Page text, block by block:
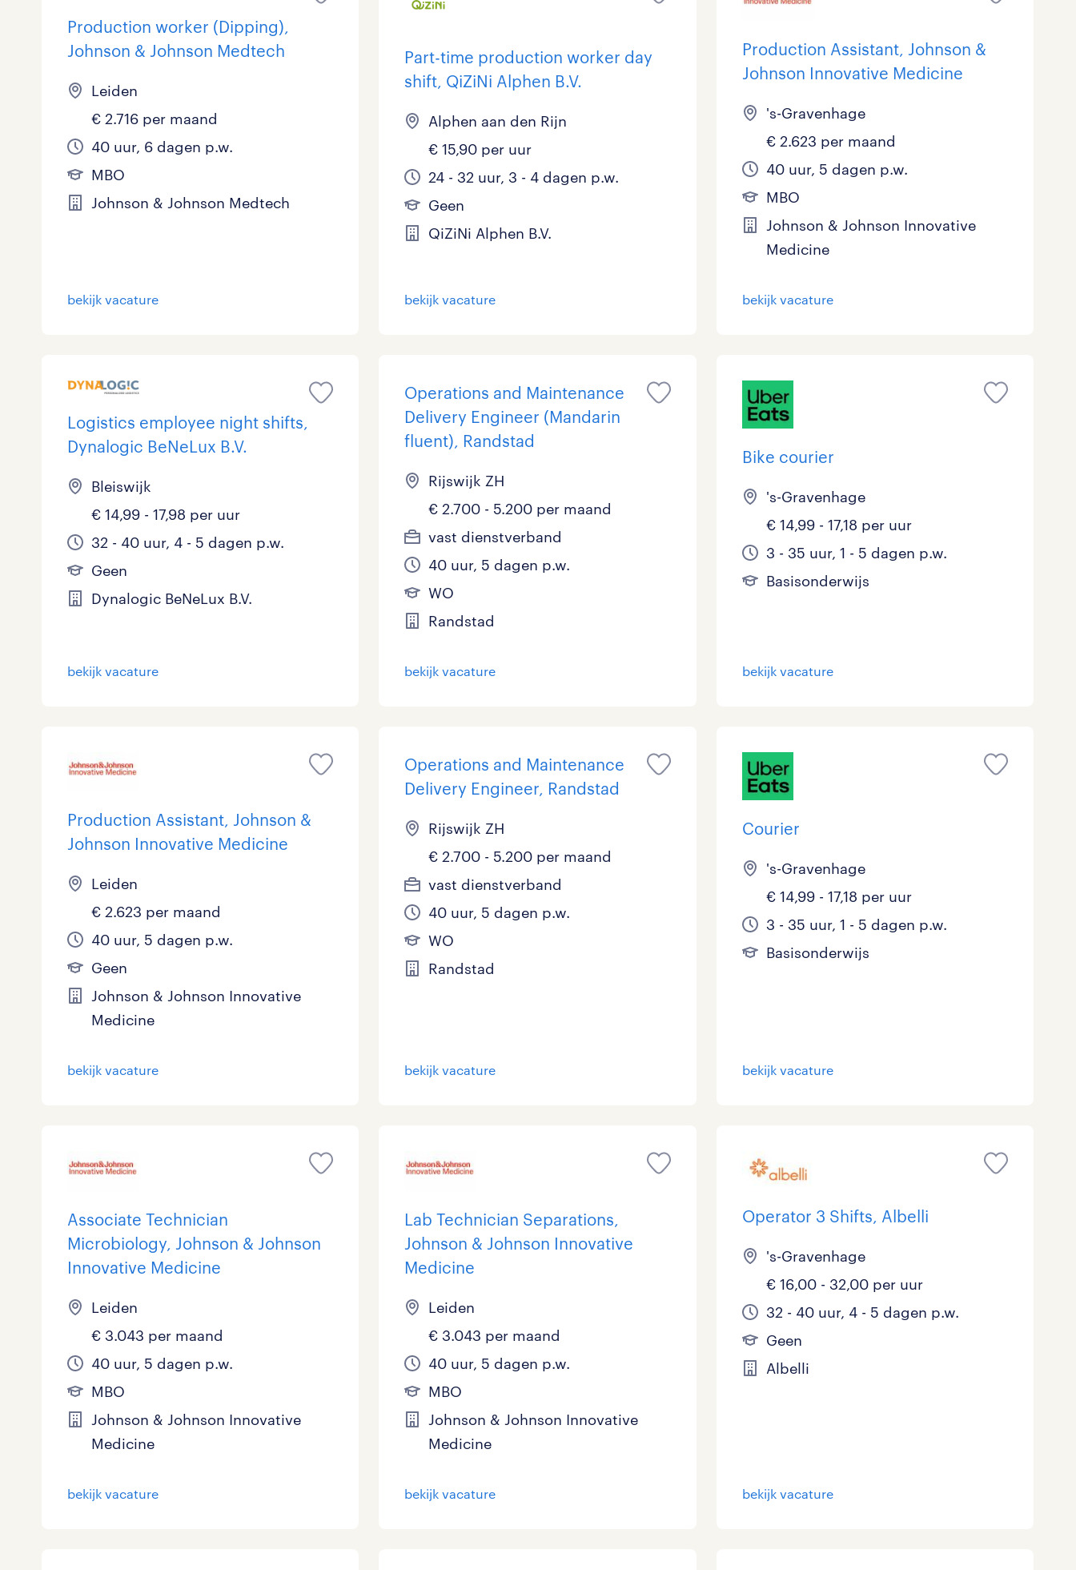
Production worker (Dipping),
Johnson & Johnson Medtech
Leiden
€ 2.716 per maand
40 uur, 6 dagen p.w.
MBO
Johnson & Johnson Medtech
bekijk vacature
Part-time production worker day
shift, QiZiNi Alphen B.V.
Alphen aan den Rijn
€ 15,90 per uur
24 - 32 uur, 3 - 4 dagen p.w.
Geen
QiZiNi Alphen B.V.
bekijk vacature
Production Assistant, Johnson &
Johnson Innovative Medicine
's-Gravenhage
€ 2.623 per maand
40 uur, 5 dagen p.w.
MBO
Johnson & Johnson Innovative
Medicine
bekijk vacature
Logistics employee night shifts,
Dynalogic BeNeLux B.V.
Bleiswijk
€ 14,99 - 17,98 per uur
32 - 40 uur, 4 - 5 dagen p.w.
Geen
Dynalogic BeNeLux B.V.
bekijk vacature
Operations and Maintenance
Delivery Engineer (Mandarin
fluent), Randstad
Rijswijk ZH
€ 2.700 - 5.200 per maand
vast dienstverband
40 uur, 5 dagen p.w.
WO
Randstad
bekijk vacature
Bike courier
's-Gravenhage
€ 14,99 - 17,18 per uur
3 - 35 uur, 1 - 5 dagen p.w.
Basisonderwijs
bekijk vacature
Production Assistant, Johnson &
Johnson Innovative Medicine
Leiden
€ 2.623 per maand
40 uur, 5 dagen p.w.
Geen
Johnson & Johnson Innovative
Medicine
bekijk vacature
Operations and Maintenance
Delivery Engineer, Randstad
Rijswijk ZH
€ 2.700 - 5.200 per maand
vast dienstverband
40 uur, 5 dagen p.w.
WO
Randstad
bekijk vacature
Courier
's-Gravenhage
€ 14,99 - 17,18 per uur
3 - 35 uur, 1 - 5 dagen p.w.
Basisonderwijs
bekijk vacature
Associate Technician
Microbiology, Johnson & Johnson
Innovative Medicine
Leiden
€ 3.043 per maand
40 uur, 5 dagen p.w.
MBO
Johnson & Johnson Innovative
Medicine
bekijk vacature
Lab Technician Separations,
Johnson & Johnson Innovative
Medicine
Leiden
€ 3.043 per maand
40 uur, 5 dagen p.w.
MBO
Johnson & Johnson Innovative
Medicine
bekijk vacature
Operator 3 Shifts, Albelli
's-Gravenhage
€ 16,00 - 32,00 per uur
32 - 40 uur, 4 - 5 dagen p.w.
Geen
Albelli
bekijk vacature